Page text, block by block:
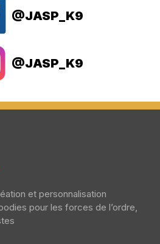
@JASP_K9
@JASP_K9
et personnalisation
pour les forces de l’ordre,